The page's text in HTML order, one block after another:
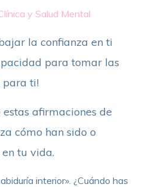
y Salud Mental
la confianza en ti
para tomar las
para ti!
afirmaciones de
cómo han sido o
tu vida.
interior». ¿Cuándo has